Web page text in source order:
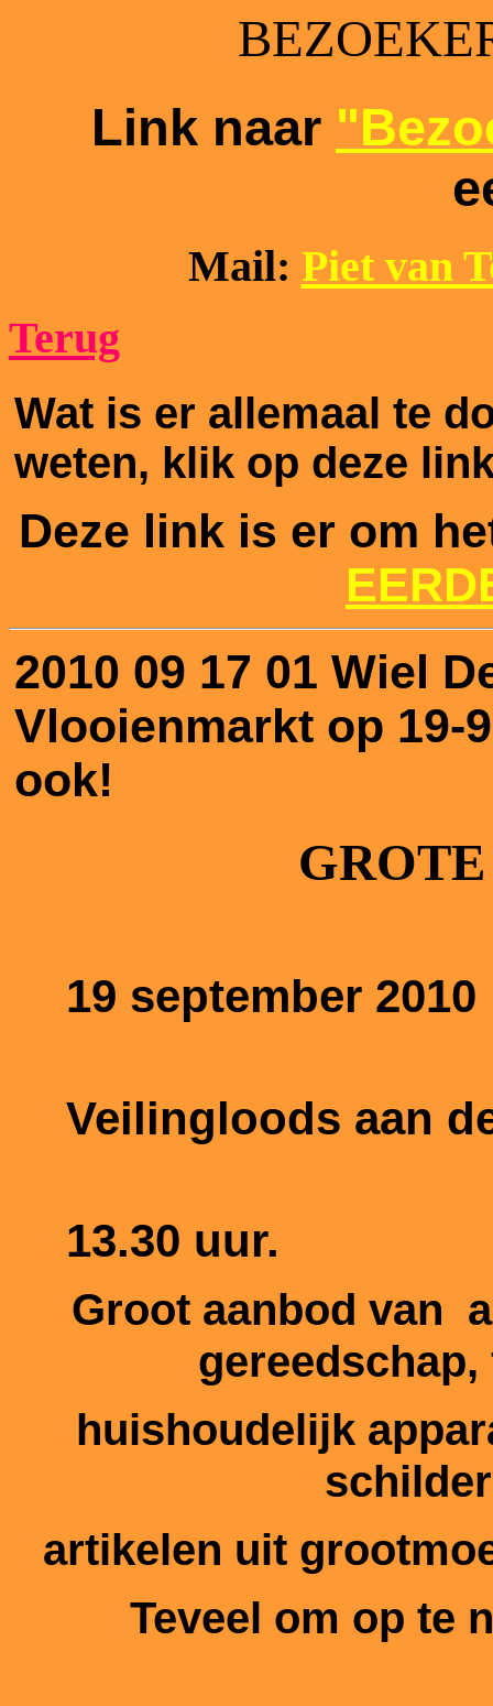
Link naar
Mail: Piet van
Terug
Wat is er allemaal te
weten, klik op deze
Deze link is er om
2010 09 17 01 Wiel
Vlooienmarkt op 19-
ook!
GROTE
19 september 2010
Veilingloods aan
13.30 uur.
Groot aanbod van
huishoudelijk
artikelen uit
Teveel om op te